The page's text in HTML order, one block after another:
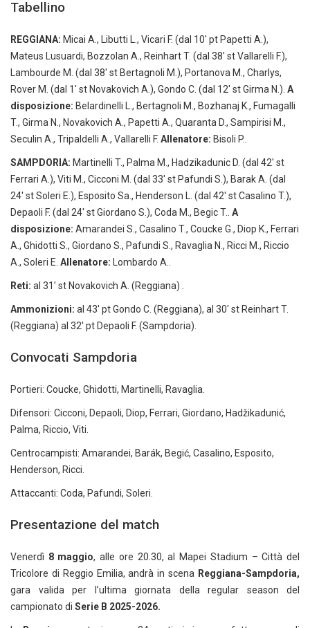
Tabellino
REGGIANA: Micai A., Libutti L., Vicari F. (dal 10′ pt Papetti A.),
Mateus Lusuardi, Bozzolan A., Reinhart T. (dal 38′ st Vallarelli F.),
Lambourde M. (dal 38′ st Bertagnoli M.), Portanova M., Charlys,
Rover M. (dal 1′ st Novakovich A.), Gondo C. (dal 12′ st Girma N.). A
disposizione: Belardinelli L., Bertagnoli M., Bozhanaj K., Fumagalli
T., Girma N., Novakovich A., Papetti A., Quaranta D., Sampirisi M.,
Seculin A., Tripaldelli A., Vallarelli F. Allenatore: Bisoli P..
SAMPDORIA: Martinelli T., Palma M., Hadzikadunic D. (dal 42′ st
Ferrari A.), Viti M., Cicconi M. (dal 33′ st Pafundi S.), Barak A. (dal
24′ st Soleri E.), Esposito Sa., Henderson L. (dal 42′ st Casalino T.),
Depaoli F. (dal 24′ st Giordano S.), Coda M., Begic T.. A
disposizione: Amarandei S., Casalino T., Coucke G., Diop K., Ferrari
A., Ghidotti S., Giordano S., Pafundi S., Ravaglia N., Ricci M., Riccio
A., Soleri E. Allenatore: Lombardo A..
Reti: al 31′ st Novakovich A. (Reggiana) .
Ammonizioni: al 43′ pt Gondo C. (Reggiana), al 30′ st Reinhart T.
(Reggiana) al 32′ pt Depaoli F. (Sampdoria).
Convocati Sampdoria
Portieri: Coucke, Ghidotti, Martinelli, Ravaglia.
Difensori: Cicconi, Depaoli, Diop, Ferrari, Giordano, Hadžikadunić,
Palma, Riccio, Viti.
Centrocampisti: Amarandei, Barák, Begić, Casalino, Esposito,
Henderson, Ricci.
Attaccanti: Coda, Pafundi, Soleri.
Presentazione del match
Venerdì 8 maggio, alle ore 20.30, al Mapei Stadium – Città del
Tricolore di Reggio Emilia, andrà in scena Reggiana-Sampdoria,
gara valida per l’ultima giornata della regular season del
campionato di Serie B 2025-2026.